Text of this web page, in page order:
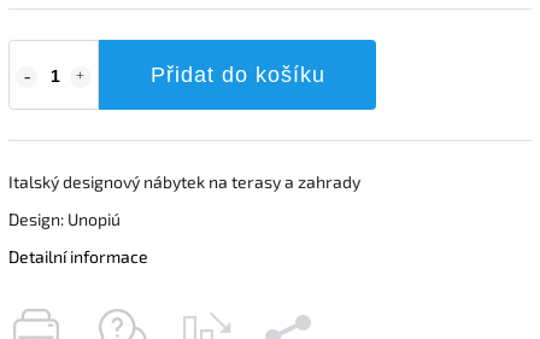
Přidat do košíku
Italský designový nábytek na terasy a zahrady
Design: Unopiú
Detailní informace